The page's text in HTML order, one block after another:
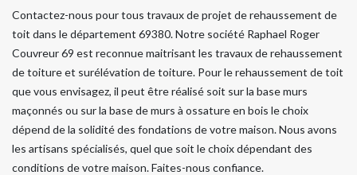
Contactez-nous pour tous travaux de projet de rehaussement de
toit dans le département 69380. Notre société Raphael Roger
Couvreur 69 est reconnue maitrisant les travaux de rehaussement
de toiture et surélévation de toiture. Pour le rehaussement de toit
que vous envisagez, il peut être réalisé soit sur la base murs
maçonnés ou sur la base de murs à ossature en bois le choix
dépend de la solidité des fondations de votre maison. Nous avons
les artisans spécialisés, quel que soit le choix dépendant des
conditions de votre maison. Faites-nous confiance.